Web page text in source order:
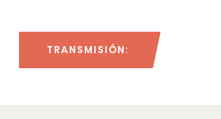
TRANSMISIÓN: